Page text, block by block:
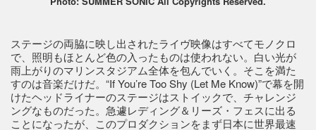
ステージの両脇に映し出されたライヴ映像はすべてモノクロ
で、照明もほとんど色の入ったものは使われない。白い光が
雨上がりのマリンスタジアム全体を包んでいく。そこを満た
すのは音楽だけだ。“If You’re Too Shy (Let Me Know)”で幕を開
けたヘッドライナーのステージはストイックで、チャレンジ
ングなものだった。急遽レディング＆リーズ・フェスに出る
ことになったが、このプロダクションをまず日本に世界最速